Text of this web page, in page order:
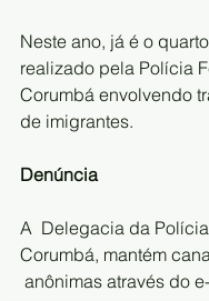
Neste ano, já é o
realizado pela Polícia
Corumbá envolvendo
de imigrantes.
Denúncia
A  Delegacia da
Corumbá, mantém
anônimas através do